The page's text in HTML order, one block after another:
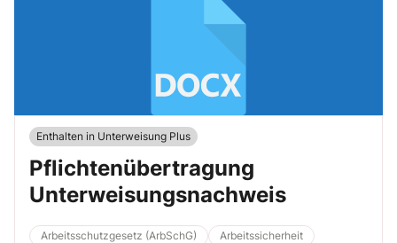
Enthalten in Unterweisung Plus
Pflichtenübertragung
Unterweisungsnachweis
Arbeitsschutzgesetz (ArbSchG)
Arbeitssicherheit